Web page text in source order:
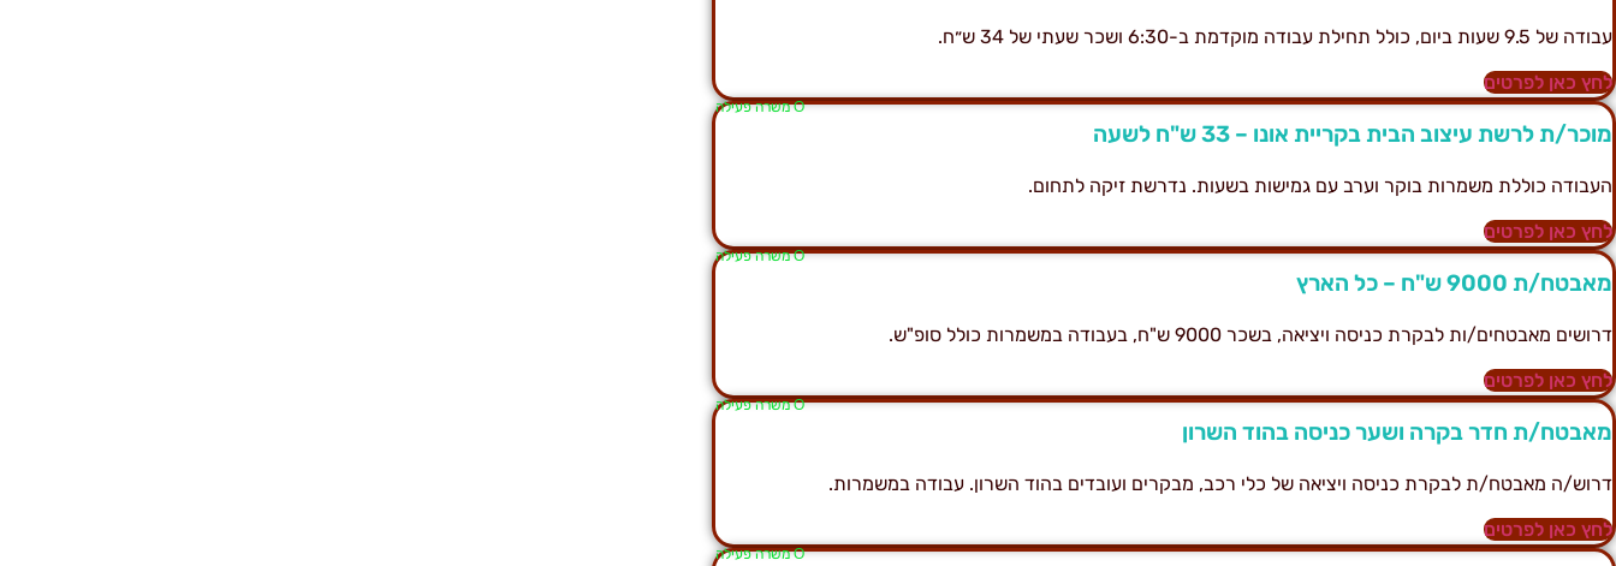
עבודה של 9.5 שעות ביום, כולל תחילת עבודה מוקדמת ב-6:30 ושכר שעתי של 34 ש״ח.
לחץ כאן לפרטים
Ο משרה פעילה
מוכר/ת לרשת עיצוב הבית בקריית אונו – 33 ש"ח לשעה
העבודה כוללת משמרות בוקר וערב עם גמישות בשעות. נדרשת זיקה לתחום.
לחץ כאן לפרטים
Ο משרה פעילה
מאבטח/ת 9000 ש"ח – כל הארץ
דרושים מאבטחים/ות לבקרת כניסה ויציאה, בשכר 9000 ש"ח, בעבודה במשמרות כולל סופ"ש.
לחץ כאן לפרטים
Ο משרה פעילה
מאבטח/ת חדר בקרה ושער כניסה בהוד השרון
דרוש/ה מאבטח/ת לבקרת כניסה ויציאה של כלי רכב, מבקרים ועובדים בהוד השרון. עבודה במשמרות.
לחץ כאן לפרטים
Ο משרה פעילה